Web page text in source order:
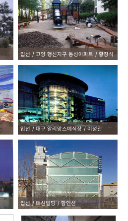
입선 고양 행신지구 동성아파트 황장석
입선 대구 알리앙스예식장 이성관
입선 태신빌딩 함인선